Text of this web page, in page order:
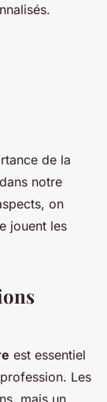
de la
notre
on
jouent les
est essentiel
Les